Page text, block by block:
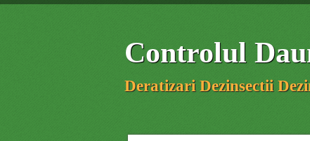
Controlul
Deratizari Dezinsectii